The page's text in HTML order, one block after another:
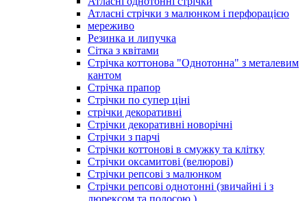
Атласні стрічки з малюнком і перфорацією
мереживо
Резинка и липучка
Сітка з квітами
Стрічка коттонова "Однотонна" з металевим
кантом
Стрічка прапор
Стрічки по супер ціні
стрічки декоративні
Стрічки декоративні новорічні
Стрічки з парчі
Стрічки коттонові в смужку та клітку
Стрічки оксамитові (велюрові)
Стрічки репсові з малюнком
Стрічки репсові однотонні (звичайні і з
люрексом та полосою )